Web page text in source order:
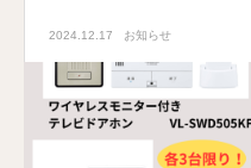
2024.12.17 お知らせ